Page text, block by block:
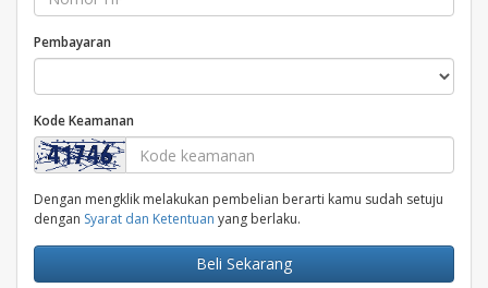
Pembayaran
Kode Keamanan
Dengan mengklik melakukan pembelian berarti kamu sudah setuju
dengan Syarat dan Ketentuan yang berlaku.
Beli Sekarang